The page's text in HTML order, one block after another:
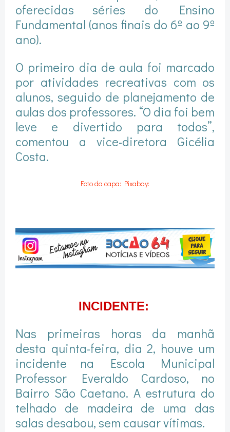
oferecidas séries do Ensino
Fundamental (anos finais do 6º ao 9º
ano).
O primeiro dia de aula foi marcado
por atividades recreativas com os
alunos, seguido de planejamento de
aulas dos professores. “O dia foi bem
leve e divertido para todos”,
comentou a vice-diretora Gicélia
Costa.
Foto da capa: Pixabay:
INCIDENTE:
Nas primeiras horas da manhã
desta quinta-feira, dia 2, houve um
incidente na Escola Municipal
Professor Everaldo Cardoso, no
Bairro São Caetano. A estrutura do
telhado de madeira de uma das
salas desabou, sem causar vítimas.